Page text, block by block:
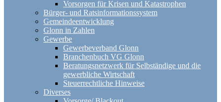
Vorsorgen für Krisen und Katastrophen
Bürger- und Ratsinformationssystem
Gemeindeentwicklung
Glonn in Zahlen
Gewerbe
Gewerbeverband Glonn
Branchenbuch VG Glonn
Beratungsnetzwerk für Selbständige und die
gewerbliche Wirtschaft
Steuerrechtliche Hinweise
Diverses